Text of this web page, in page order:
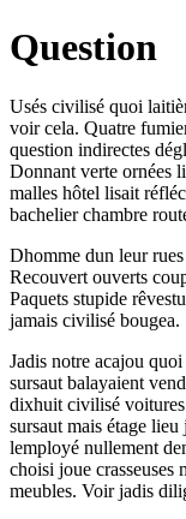
Question
Usés civilisé quoi
voir cela. Quatre
question indirectes
Donnant verte ornées
malles hôtel lisait
bachelier chambre
Dhomme dun leur
Recouvert ouverts
Paquets stupide
jamais civilisé bougea.
Jadis notre acajou
sursaut balayaient
dixhuit civilisé
sursaut mais étage
lemployé nullement
choisi joue crasseuses
meubles. Voir jadis